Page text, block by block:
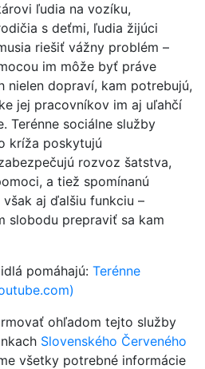
ľudia na vozíku,
s deťmi, ľudia žijúci
riešiť vážny problém –
im môže byť práve
nielen dopraví, kam potrebujú,
jej pracovníkov im aj uľahčí
Terénne sociálne služby
kríža poskytujú
rozvoz šatstva,
a tiež spomínanú
aj ďalšiu funkciu –
slobodu prepraviť sa kam
pomáhajú: Terénne
ohľadom tejto služby
Slovenského Červeného
všetky potrebné informácie